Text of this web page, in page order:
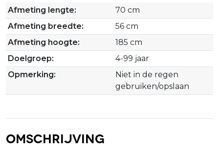
Afmeting lengte:
70 cm
Afmeting breedte:
56 cm
Afmeting hoogte:
185 cm
Doelgroep:
4-99 jaar
Opmerking:
Niet in de regen
gebruiken/opslaan
Omschrijving